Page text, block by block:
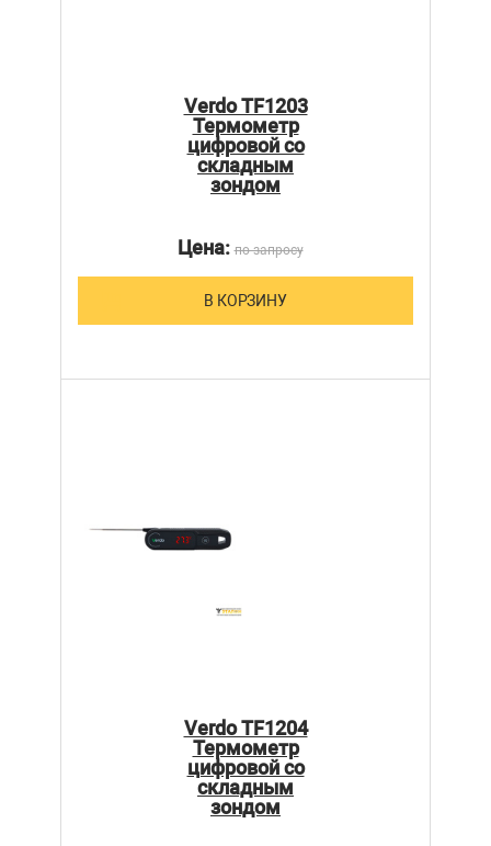
Verdo TF1203
Термометр
цифровой со
складным
зондом
Цена:по запросу
В КОРЗИНУ
Verdo TF1204
Термометр
цифровой со
складным
зондом